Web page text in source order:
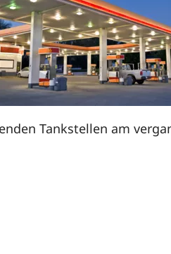
Tankstellen am